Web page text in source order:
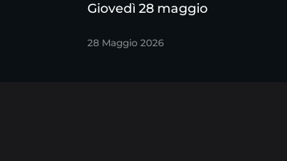
Giovedì 28 maggio
28 Maggio 2026